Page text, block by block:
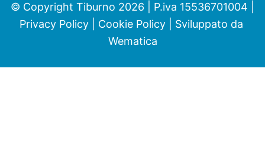
© Copyright Tiburno 2026 | P.iva 15536701004 |
Privacy Policy| Cookie Policy| Sviluppato da
Wematica